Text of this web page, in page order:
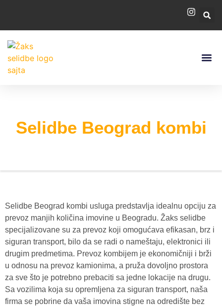
Selidbe Beograd kombi
Selidbe Beograd kombi usluga predstavlja idealnu opciju za
prevoz manjih količina imovine u Beogradu. Žaks selidbe
specijalizovane su za prevoz koji omogućava efikasan, brz i
siguran transport, bilo da se radi o nameštaju, elektronici ili
drugim predmetima. Prevoz kombijem je ekonomičniji i brži
u odnosu na prevoz kamionima, a pruža dovoljno prostora
za sve što je potrebno prebaciti sa jedne lokacije na drugu.
Sa vozilima koja su opremljena za siguran transport, naša
firma se pobrine da vaša imovina stigne na odredište bez